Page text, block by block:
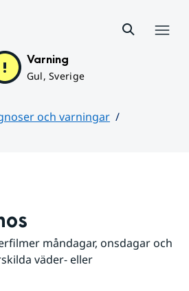
Varning
Gul, Sverige
och varningar
måndagar, onsdagar och
väder- eller